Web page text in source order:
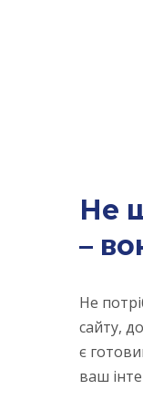
Не
–
Не
сайту,
є
ваш